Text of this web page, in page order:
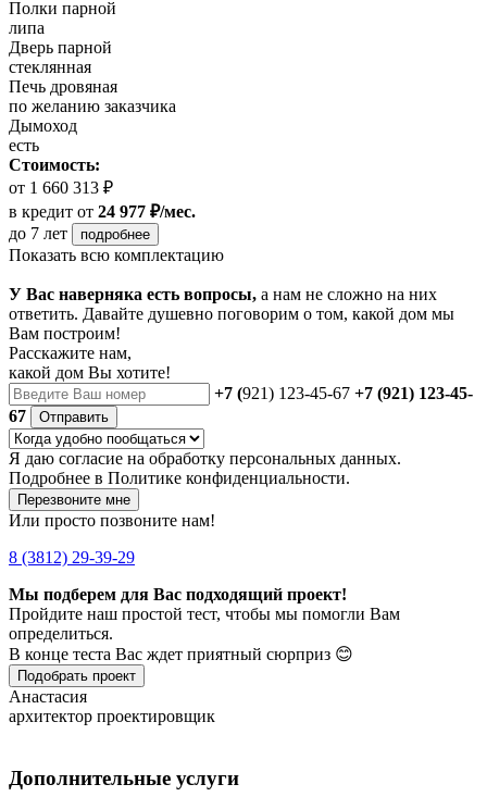
Полки парной
липа
Дверь парной
стеклянная
Печь дровяная
по желанию заказчика
Дымоход
есть
Стоимость:
от 1 660 313 ₽
в кредит от 24 977 ₽/мес.
до 7 лет
подробнее
Показать всю комплектацию
У Вас наверняка есть вопросы, а нам не сложно на них
ответить. Давайте душевно поговорим о том, какой дом мы
Вам построим!
Расскажите нам,
какой дом Вы хотите!
+7 (921) 123-45-67 +7 (921) 123-45-
67
Отправить
Я даю согласие на обработку персональных данных.
Подробнее в Политике конфиденциальности.
Перезвоните мне
Или просто позвоните нам!
8 (3812) 29-39-29
Мы подберем для Вас подходящий проект!
Пройдите наш простой тест, чтобы мы помогли Вам
определиться.
В конце теста Вас ждет приятный сюрприз 😊
Подобрать проект
Анастасия
архитектор проектировщик
Дополнительные услуги